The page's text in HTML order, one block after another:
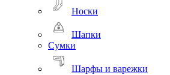
Носки
Шапки
Сумки
Шарфы и варежки